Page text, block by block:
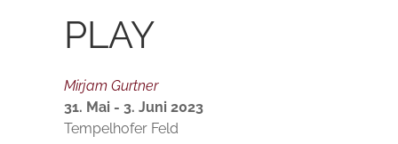
PLAY
Mirjam Gurtner
31. Mai - 3. Juni 2023
Tempelhofer Feld